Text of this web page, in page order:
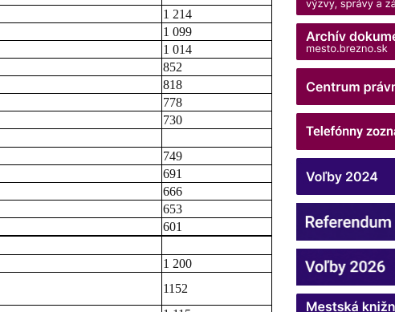
1 214
1 099
1 014
852
818
778
730
749
691
666
653
601
1 200
1152